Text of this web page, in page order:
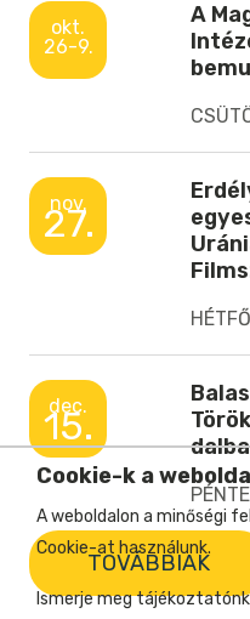
okt.
26-9.
A
nov.
27.
HÉTFŐ
dec.
15.
TOVÁBBIAK
Cookie-k a
A weboldalon a minőségi
Cookie-at használunk.
Ismerje meg